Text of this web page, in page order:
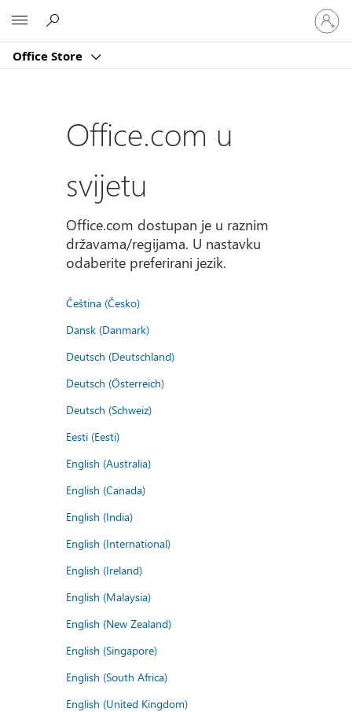
Office Store
Prijavite
se
u
račun
Office.com u
svijetu
Office.com dostupan je u raznim
državama/regijama. U nastavku
odaberite preferirani jezik.
Čeština (Česko)
Dansk (Danmark)
Deutsch (Deutschland)
Deutsch (Österreich)
Deutsch (Schweiz)
Eesti (Eesti)
English (Australia)
English (Canada)
English (India)
English (International)
English (Ireland)
English (Malaysia)
English (New Zealand)
English (Singapore)
English (South Africa)
English (United Kingdom)